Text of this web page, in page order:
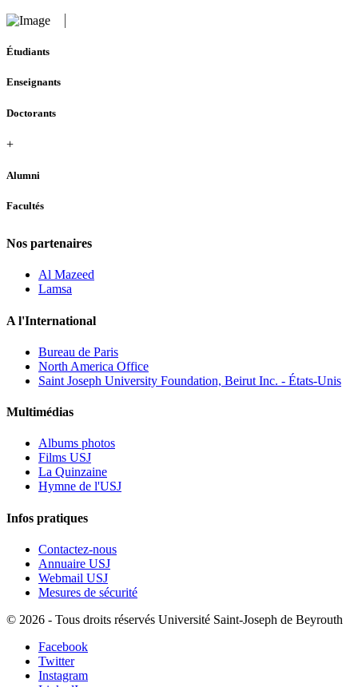
Étudiants
Enseignants
Doctorants
+
Alumni
Facultés
Nos partenaires
Al Mazeed
Lamsa
A l'International
Bureau de Paris
North America Office
Saint Joseph University Foundation, Beirut Inc. - États-Unis
Multimédias
Albums photos
Films USJ
La Quinzaine
Hymne de l'USJ
Infos pratiques
Contactez-nous
Annuaire USJ
Webmail USJ
Mesures de sécurité
© 2026 - Tous droits réservés Université Saint-Joseph de Beyrouth
Facebook
Twitter
Instagram